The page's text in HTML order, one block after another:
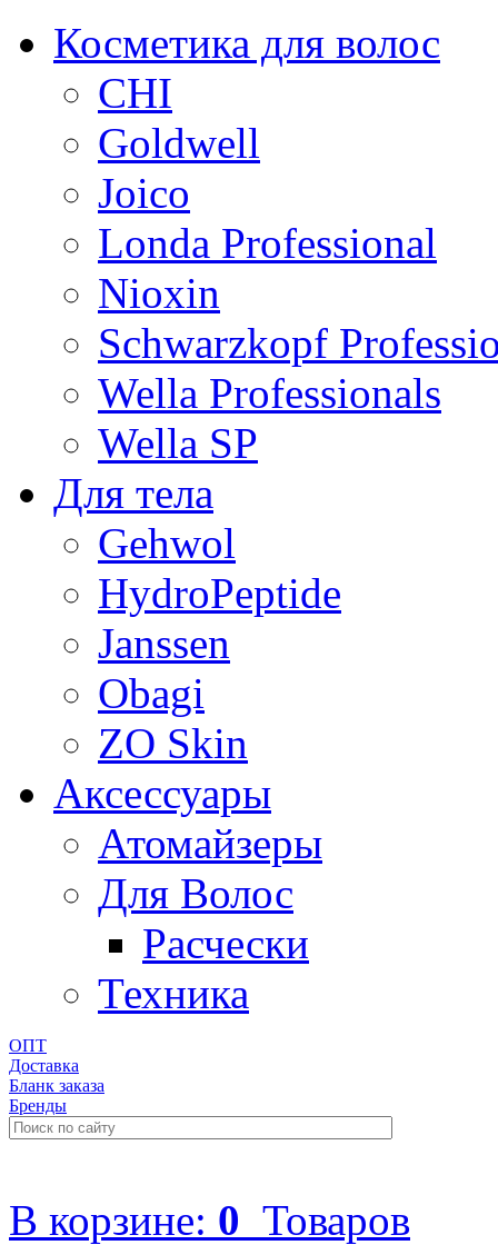
Косметика для волос
CHI
Goldwell
Joico
Londa Professional
Nioxin
Schwarzkopf
Wella Professionals
Wella SP
Для тела
Gehwol
HydroPeptide
Janssen
Obagi
ZO Skin
Aксессуары
Атомайзеры
Для Волос
Расчески
Техника
ОПТ
Доставка
Бланк заказа
Бренды
В корзине: 0 Товаров